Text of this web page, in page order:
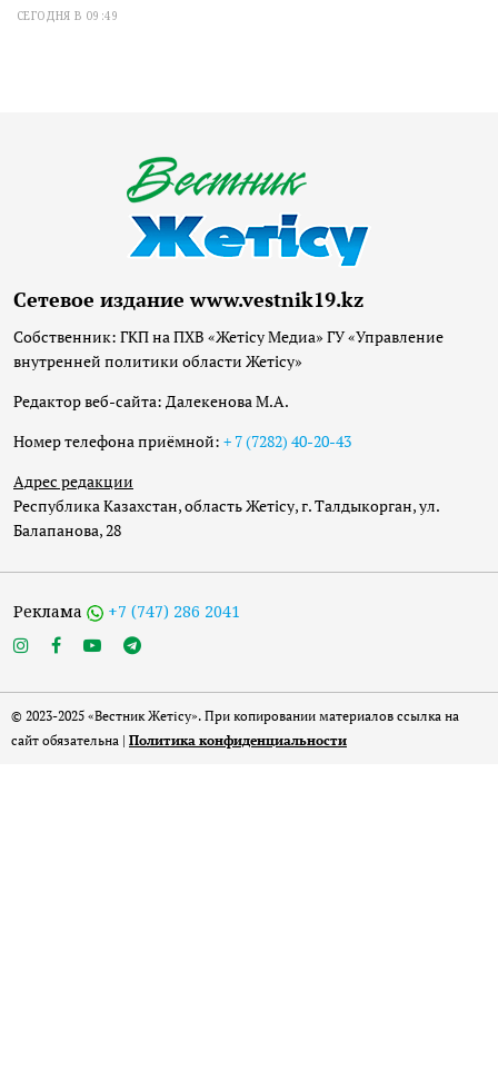
СЕГОДНЯ В 09:49
Сетевое издание www.vestnik19.kz
Собственник: ГКП на ПХВ «Жетісу Медиа» ГУ «Управление
внутренней политики области Жетісу»
Редактор веб-сайта: Далекенова М.А.
Номер телефона приёмной: + 7 (7282) 40-20-43
Адрес редакции
Республика Казахстан, область Жетісу, г. Талдыкорган, ул.
Балапанова, 28
Реклама +7 (747) 286 2041
© 2023-2025 «Вестник Жетісу». При копировании материалов ссылка на
сайт обязательна | Политика конфиденциальности